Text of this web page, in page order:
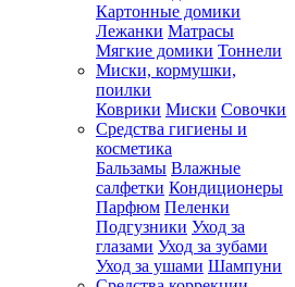
Картонные домики
Лежанки Матрасы
Мягкие домики Тоннели
Миски, кормушки,
поилки
Коврики Миски Совочки
Средства гигиены и
косметика
Бальзамы Влажные
салфетки Кондиционеры
Парфюм Пеленки
Подгузники Уход за
глазами Уход за зубами
Уход за ушами Шампуни